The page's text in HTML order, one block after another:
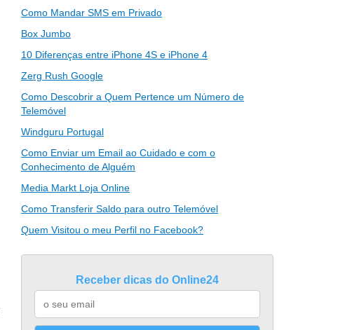
Como Mandar SMS em Privado
Box Jumbo
10 Diferenças entre iPhone 4S e iPhone 4
Zerg Rush Google
Como Descobrir a Quem Pertence um Número de
Telemóvel
Windguru Portugal
Como Enviar um Email ao Cuidado e com o
Conhecimento de Alguém
Media Markt Loja Online
Como Transferir Saldo para outro Telemóvel
Quem Visitou o meu Perfil no Facebook?
Receber dicas do Online24